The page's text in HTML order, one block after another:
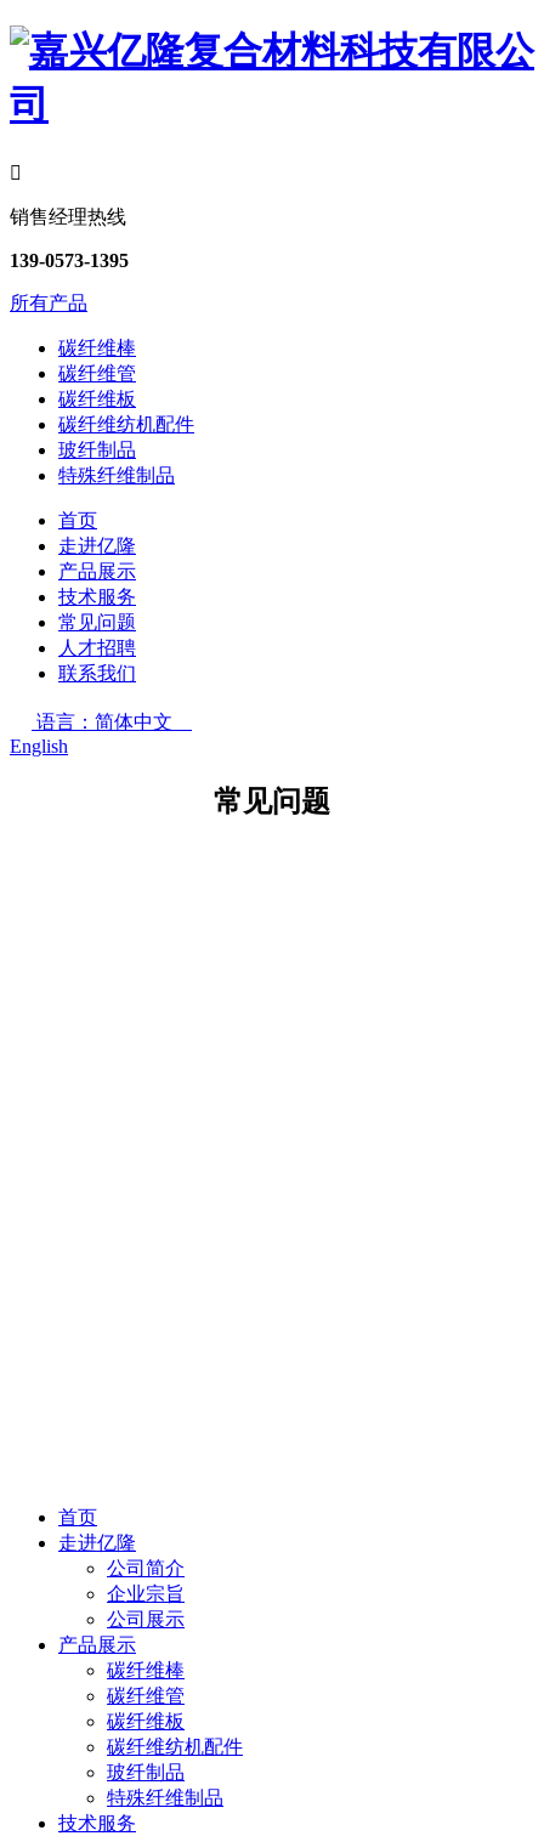

销售经理热线
139-0573-1395
所有产品
碳纤维棒
碳纤维管
碳纤维板
碳纤维纺机配件
玻纤制品
特殊纤维制品
首页
走进亿隆
产品展示
技术服务
常见问题
人才招聘
联系我们
语言：简体中文
English
常见问题
首页
走进亿隆
公司简介
企业宗旨
公司展示
产品展示
碳纤维棒
碳纤维管
碳纤维板
碳纤维纺机配件
玻纤制品
特殊纤维制品
技术服务